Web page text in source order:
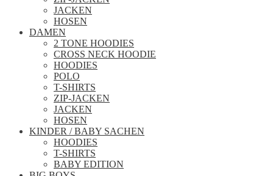
JACKEN
HOSEN
DAMEN
2 TONE HOODIES
CROSS NECK HOODIE
HOODIES
POLO
T-SHIRTS
ZIP-JACKEN
JACKEN
HOSEN
KINDER / BABY SACHEN
HOODIES
T-SHIRTS
BABY EDITION